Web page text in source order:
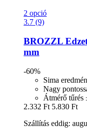
2 opció
3.7 (9)
BROZZL
mm
-60%
Sima
Nagy
Átmérő tűrés
2.332 Ft 5.830 Ft
Szállítás eddig: